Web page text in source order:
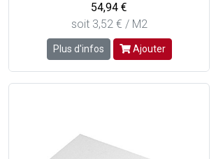
54,94 €
soit 3,52 € / M2
Plus d'infos Ajouter